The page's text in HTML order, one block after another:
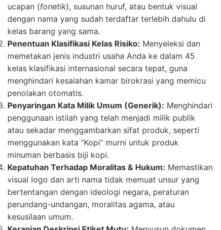
ucapan (fonetik), susunan huruf, atau bentuk visual
dengan nama yang sudah terdaftar terlebih dahulu di
kelas barang yang sama.
Penentuan Klasifikasi Kelas Risiko: Menyeleksi dan
memetakan jenis industri usaha Anda ke dalam 45
kelas klasifikasi internasional secara tepat, guna
menghindari kesalahan kamar birokrasi yang memicu
penolakan otomatis.
Penyaringan Kata Milik Umum (Generik): Menghindari
penggunaan istilah yang telah menjadi milik publik
atau sekadar menggambarkan sifat produk, seperti
menggunakan kata “Kopi” murni untuk produk
minuman berbasis biji kopi.
Kepatuhan Terhadap Moralitas & Hukum: Memastikan
visual logo dan arti nama tidak memuat unsur yang
bertentangan dengan ideologi negara, peraturan
perundang-undangan, moralitas agama, atau
kesusilaan umum.